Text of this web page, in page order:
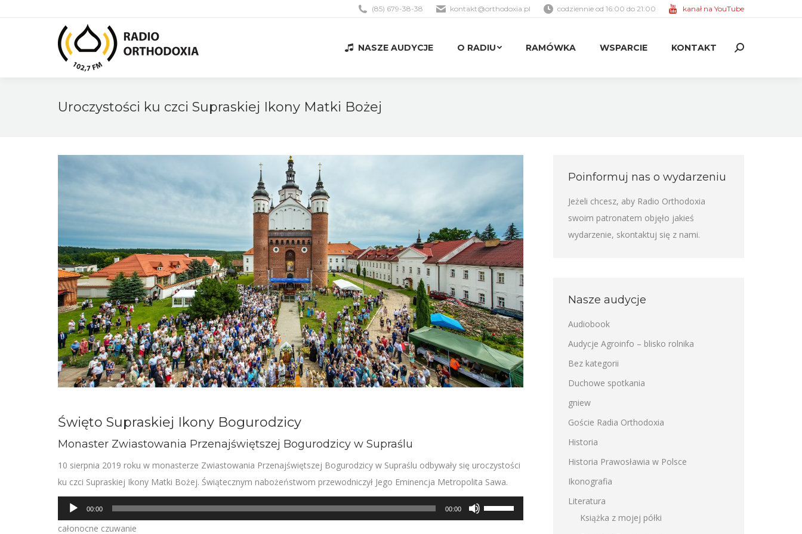
(85) 679-38-38 kontakt@orthodoxia.pl codziennie od 16:00 do 21:00 kanał na YouTube
NASZE AUDYCJE O RADIU RAMÓWKA WSPARCIE KONTAKT Search:
Uroczystości ku czci Supraskiej Ikony Matki Bożej
Święto Supraskiej Ikony Bogurodzicy
Monaster Zwiastowania Przenajświętszej Bogurodzicy w Supraślu
10 sierpnia 2019 roku w monasterze Zwiastowania Przenajświętszej Bogurodzicy w Supraślu odbywały się uroczystości
ku czci Supraskiej Ikony Matki Bożej. Świątecznym nabożeństwom przewodniczył Jego Eminencja Metropolita Sawa.
Odtwarzacz
plików
00:00 00:00
Używaj
strzałek
całonocne czuwanie
Poinformuj nas o wydarzeniu
Jeżeli chcesz, aby Radio Orthodoxia
swoim patronatem objęło jakieś
wydarzenie, skontaktuj się z nami.
Nasze audycje
Audiobook
Audycje Agroinfo – blisko rolnika
Bez kategorii
Duchowe spotkania
gniew
Goście Radia Orthodoxia
Historia
Historia Prawosławia w Polsce
Ikonografia
Literatura
Książka z mojej półki